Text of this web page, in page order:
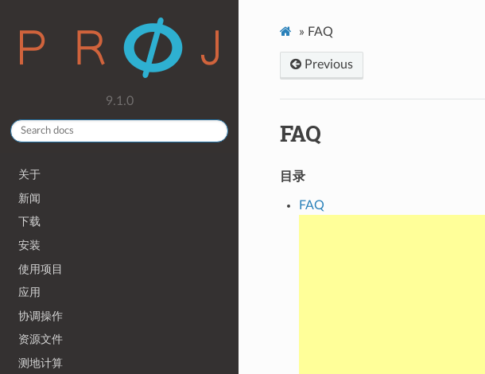
9.1.0
关于
新闻
下载
安装
使用项目
应用
协调操作
资源文件
测地计算
» FAQ
Previous
FAQ
目录
FAQ